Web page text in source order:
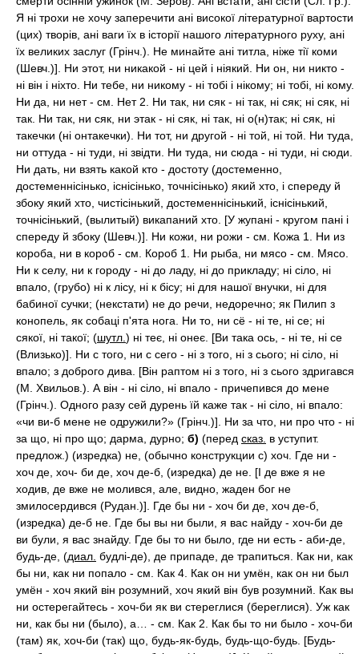
Я ні трохи не хочу заперечити ані високої літературної вартости
(цих) творів, ані ваги їх в історії нашого літературного руху, ані
їх великих заслуг (Грінч.). Не минайте ані титла, ніже тії коми
(Шевч.)]. Ни этот, ни никакой - ні цей і ніякий. Ни он, ни никто -
ні він і ніхто. Ни тебе, ни никому - ні тобі і нікому; ні тобі, ні кому.
Ни да, ни нет - см. Нет 2. Ни так, ни сяк - ні так, ні сяк; ні сяк, ні
так. Ни так, ни сяк, ни этак - ні сяк, ні так, ні о(н)так; ні сяк, ні
такечки (ні онтакечки). Ни тот, ни другой - ні той, ні той. Ни туда,
ни оттуда - ні туди, ні звідти. Ни туда, ни сюда - ні туди, ні сюди.
Ни дать, ни взять какой кто - достоту (достеменно,
достеменнісінько, існісінько, точнісінько) який хто, і спереду й
збоку який хто, чистісінький, достеменнісінький, існісінький,
точнісінький, (вылитый) викапаний хто. [У жупані - кругом пані і
спереду й збоку (Шевч.)]. Ни кожи, ни рожи - см. Кожа 1. Ни из
короба, ни в короб - см. Короб 1. Ни рыба, ни мясо - см. Мясо.
Ни к селу, ни к городу - ні до ладу, ні до прикладу; ні сіло, ні
впало, (грубо) ні к лісу, ні к бісу; ні для нашої внучки, ні для
бабиної сучки; (некстати) не до речи, недоречно; як Пилип з
конопель, як собаці п'ята нога. Ни то, ни сё - ні те, ні се; ні
сякої, ні такої; (шутл. ) ні теє, ні онеє. [Ви така ось, - ні те, ні се
(Влизько)]. Ни с того, ни с сего - ні з того, ні з сього; ні сіло, ні
впало; з доброго дива. [Він раптом ні з того, ні з сього здригався
(М. Хвильов.). А він - ні сіло, ні впало - причепився до мене
(Грінч.). Одного разу сей дурень їй каже так - ні сіло, ні впало:
«чи ви-б мене не одружили?» (Грінч.)]. Ни за что, ни про что - ні
за що, ні про що; дарма, дурно; б) (перед сказ. в уступит.
предлож.) (изредка) не, (обычно конструкции с) хоч. Где ни -
хоч де, хоч- би де, хоч де-б, (изредка) де не. [І де вже я не
ходив, де вже не молився, але, видно, жаден бог не
змилосердився (Рудан.)]. Где бы ни - хоч би де, хоч де-б,
(изредка) де-б не. Где бы вы ни были, я вас найду - хоч-би де
ви були, я вас знайду. Где бы то ни было, где ни есть - аби-де,
будь-де, (диал. будлі-де), де припаде, де трапиться. Как ни, как
бы ни, как ни попало - см. Как 4. Как он ни умён, как он ни был
умён - хоч який він розумний, хоч який він був розумний. Как вы
ни остерегайтесь - хоч-би як ви стереглися (береглися). Уж как
ни, как бы ни (было), а… - см. Как 2. Как бы то ни было - хоч-би
(там) як, хоч-би (так) що, будь-як-будь, будь-що-будь. [Будь-